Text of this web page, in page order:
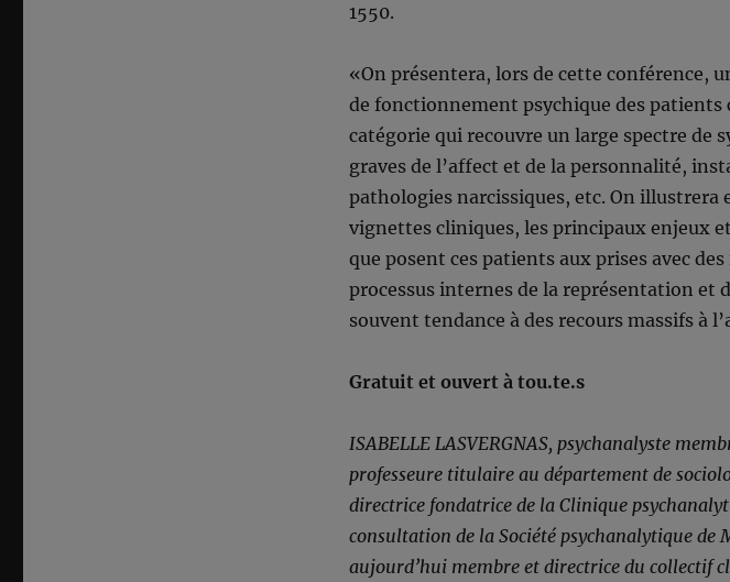
1550.
«On présentera, lors de cette conférence,
de fonctionnement psychique des patients
catégorie qui recouvre un large spectre de
graves de l’affect et de la personnalité,
pathologies narcissiques, etc. On illustrera
vignettes cliniques, les principaux enjeux
que posent ces patients aux prises avec
processus internes de la représentation et
souvent tendance à des recours massifs à
Gratuit et ouvert à tou.te.s
ISABELLE LASVERGNAS, psychanalyste
professeure titulaire au département de
directrice fondatrice de la Clinique
consultation de la Société psychanalytique de
aujourd’hui membre et directrice du collectif